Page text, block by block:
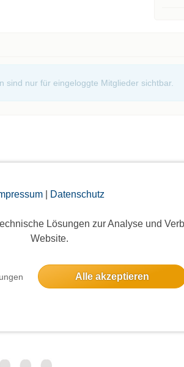
| Datenschutz
Lösungen zur Analyse und
Website.
Alle akzeptieren
sind nur für eingeloggte Mitglieder sichtbar.
und die Museumsinsel